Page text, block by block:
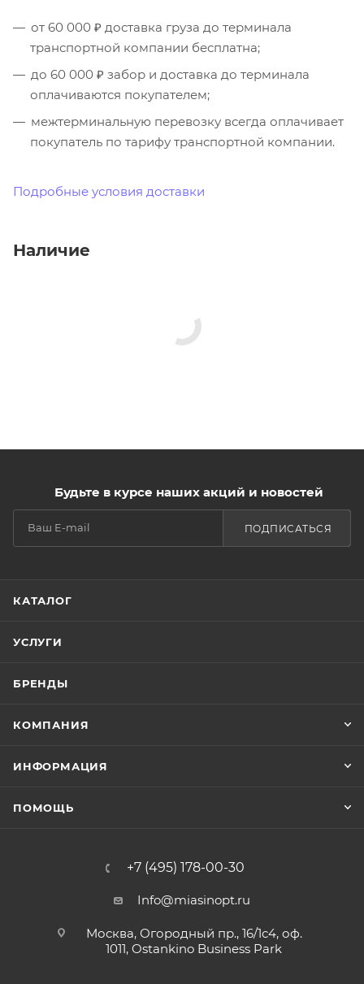
от 60 000 ₽ доставка груза до терминала
транспортной компании бесплатна;
до 60 000 ₽ забор и доставка до терминала
оплачиваются покупателем;
межтерминальную перевозку всегда оплачивает
покупатель по тарифу транспортной компании.
Подробные условия доставки
Наличие
Будьте в курсе наших акций и новостей
ПОДПИСАТЬСЯ
КАТАЛОГ
УСЛУГИ
БРЕНДЫ
КОМПАНИЯ
ИНФОРМАЦИЯ
ПОМОЩЬ
+7 (495) 178-00-30
Info@miasinopt.ru
Москва, Огородный пр., 16/1с4, оф.
1011, Ostankino Business Park